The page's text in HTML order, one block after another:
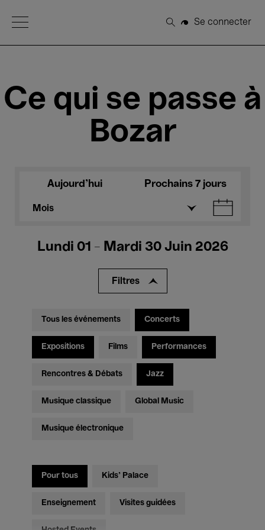
Open Menu
Rechercher
Se connecter
Ce qui se passe à
Bozar
Aujourd'hui Prochains 7 jours
Mois
Lundi 01 - Mardi 30 Juin 2026
Filtres
Tous les événements Concerts
Expositions Films Performances
Rencontres & Débats Jazz
Musique classique Global Music
Musique électronique
Pour tous Kids’ Palace
Enseignement Visites guidées